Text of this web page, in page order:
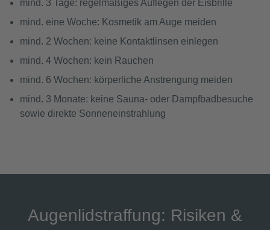
mind. 3 Tage: regelmäßiges Auflegen der Eisbrille
mind. eine Woche: Kosmetik am Auge meiden
mind. 2 Wochen: keine Kontaktlinsen einlegen
mind. 4 Wochen: kein Rauchen
mind. 6 Wochen: körperliche Anstrengung meiden
mind. 3 Monate: keine Sauna- oder Dampfbadbesuche
sowie direkte Sonneneinstrahlung
Augenlidstraffung: Risiken &